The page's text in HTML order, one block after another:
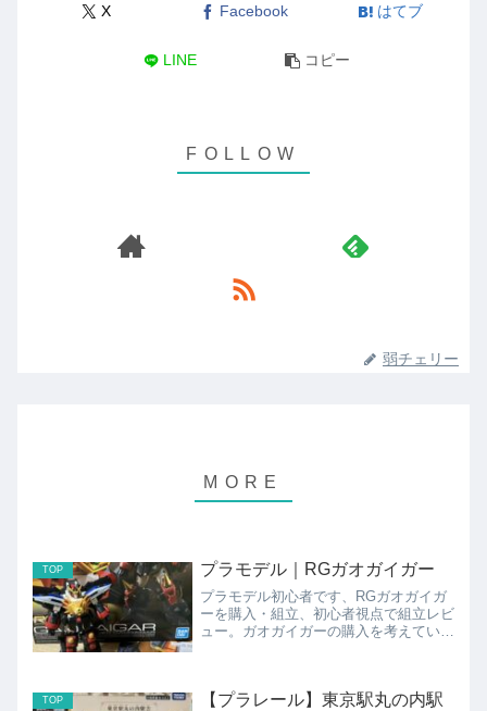
X Facebook はてブ
LINE コピー
弱チェリー
TOP プラモデル｜RGガオガイガー
プラモデル初心者です、RGガオガイガ
ーを購入・組立、初心者視点で組立レビ
ュー。ガオガイガーの購入を考えている
TOP
【プラレール】東京駅丸の内駅